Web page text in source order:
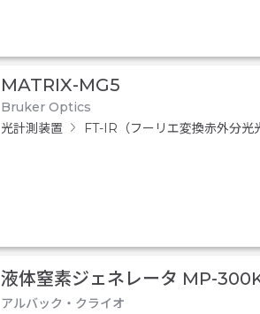
MATRIX-MG5
Bruker Optics
光計測装置
FT-IR（フーリエ変換赤外分光
液体窒素ジェネレータ MP-
アルバック・クライオ